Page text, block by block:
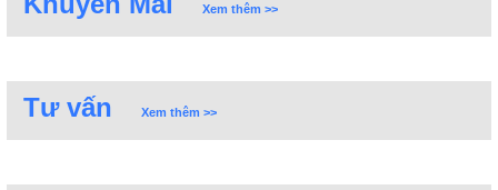
Xem thêm >>
Tư vấn Xem thêm >>